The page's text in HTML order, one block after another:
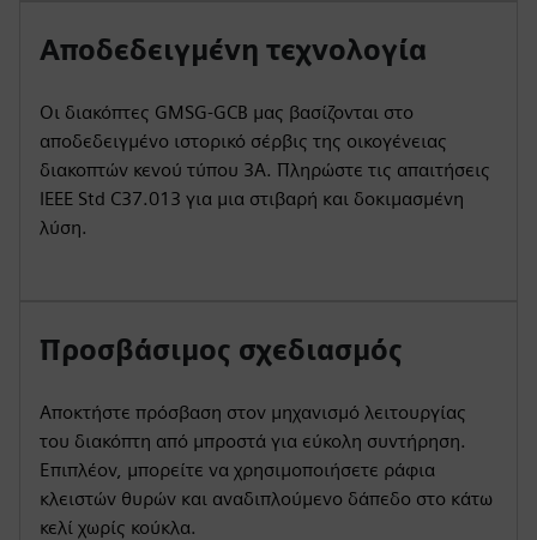
Αποδεδειγμένη τεχνολογία
Οι διακόπτες GMSG-GCB μας βασίζονται στο
αποδεδειγμένο ιστορικό σέρβις της οικογένειας
διακοπτών κενού τύπου 3A. Πληρώστε τις απαιτήσεις
IEEE Std C37.013 για μια στιβαρή και δοκιμασμένη
λύση.
Προσβάσιμος σχεδιασμός
Αποκτήστε πρόσβαση στον μηχανισμό λειτουργίας
του διακόπτη από μπροστά για εύκολη συντήρηση.
Επιπλέον, μπορείτε να χρησιμοποιήσετε ράφια
κλειστών θυρών και αναδιπλούμενο δάπεδο στο κάτω
κελί χωρίς κούκλα.